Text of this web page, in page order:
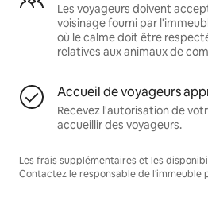
Les voyageurs doivent
voisinage fourni par
où le calme doit être
relatives aux animaux de
Accueil de voyageurs
Recevez l'autorisation de
accueillir des voyageurs.
Les frais supplémentaires et les
Contactez le responsable de l'immeuble